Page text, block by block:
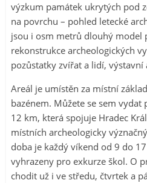
výzkum památek ukrytých pod
na povrchu – pohled letecké
jsou i osm metrů dlouhý model
rekonstrukce archeologických
pozůstatky zvířat a lidí, výstavní
Areál je umístěn za místní
bazénem. Můžete se sem vydat
12 km, která spojuje Hradec
místních archeologicky
doba je každý víkend od 9 do
vyhrazeny pro exkurze škol. O
chodit už i ve středu, čtvrtek a